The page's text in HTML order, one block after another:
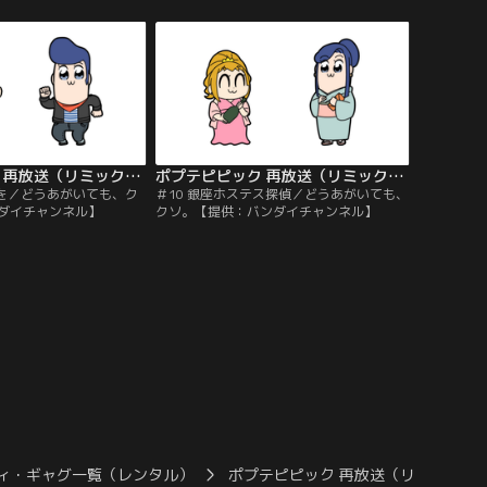
ポプテピピック 再放送（リミックス版） 第09話
／どうあがいても、ク
イチャンネル】
ポプテピピック 再放送（リミックス版） 第10話
＃10 銀座ホステス探偵／どうあがいても、
クソ。【提供：バンダイチャンネル】
・ギャグ一覧（レンタル） ポプテピピック 再放送（リミックス